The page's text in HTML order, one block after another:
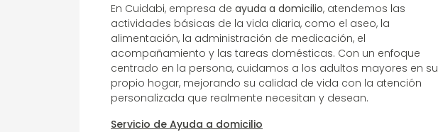
En Cuidabi, empresa de ayuda a domicilio, atendemos las
actividades básicas de la vida diaria, como el aseo, la
alimentación, la administración de medicación, el
acompañamiento y las tareas domésticas. Con un enfoque
centrado en la persona, cuidamos a los adultos mayores en su
propio hogar, mejorando su calidad de vida con la atención
personalizada que realmente necesitan y desean.
Servicio de Ayuda a domicilio